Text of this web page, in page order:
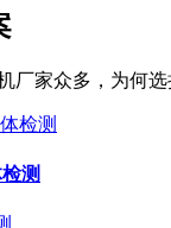
厂家众多，为何
测